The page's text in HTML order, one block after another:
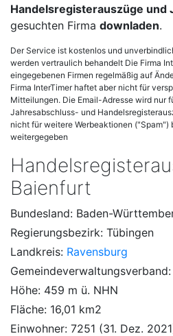
Handelsregisterauszüge und
gesuchten Firma downladen.
Der Service ist kostenlos und
werden vertraulich behandelt Die Firma
eingegebenen Firmen regelmäßig auf
Firma InterTimer haftet aber nicht für
Mitteilungen. Die Email-Adresse wird nur
Jahresabschluss- und
nicht für weitere Werbeaktionen
weitergegeben
Baienfurt
Bundesland: Baden-
Regierungsbezirk: Tübingen
Landkreis: Ravensburg
Höhe: 459 m ü. NHN
Fläche: 16,01 km2
Einwohner: 7251 (31. Dez.